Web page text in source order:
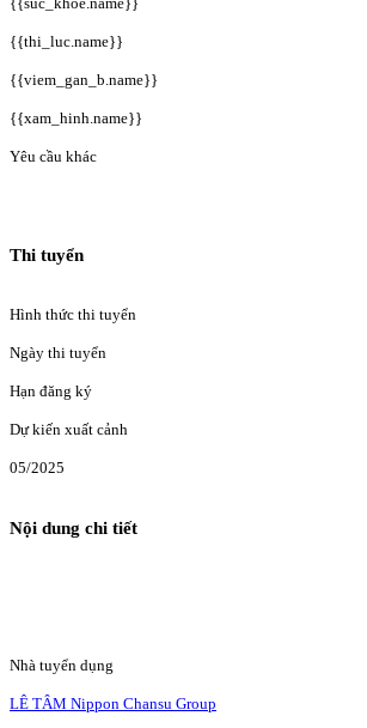
{{thi_luc.name}}
{{viem_gan_b.name}}
{{xam_hinh.name}}
Yêu cầu khác
Thi tuyển
Hình thức thi tuyển
Ngày thi tuyển
Hạn đăng ký
Dự kiến xuất cảnh
05/2025
Nội dung chi tiết
Nhà tuyển dụng
LÊ TÂM Nippon Chansu Group